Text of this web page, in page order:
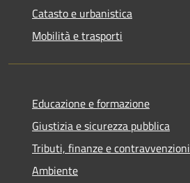
Catasto e urbanistica
Mobilità e trasporti
Educazione e formazione
Giustizia e sicurezza pubblica
Tributi, finanze e contravvenzioni
Ambiente